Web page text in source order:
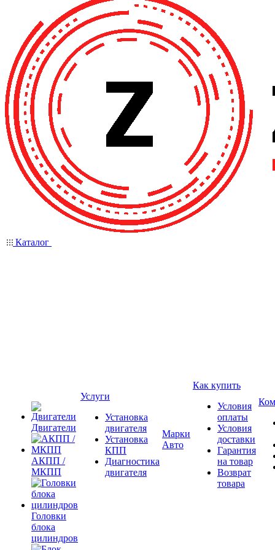
Каталог
Двигатели
АКПП /
МКПП
Головки
блока
цилиндров
Услуги
Установка
двигателя
Установка
КПП
Диагностика
двигателя
Марки
Авто
Как купить
Условия
оплаты
Условия
доставки
Гарантия
на товар
Возврат
товара